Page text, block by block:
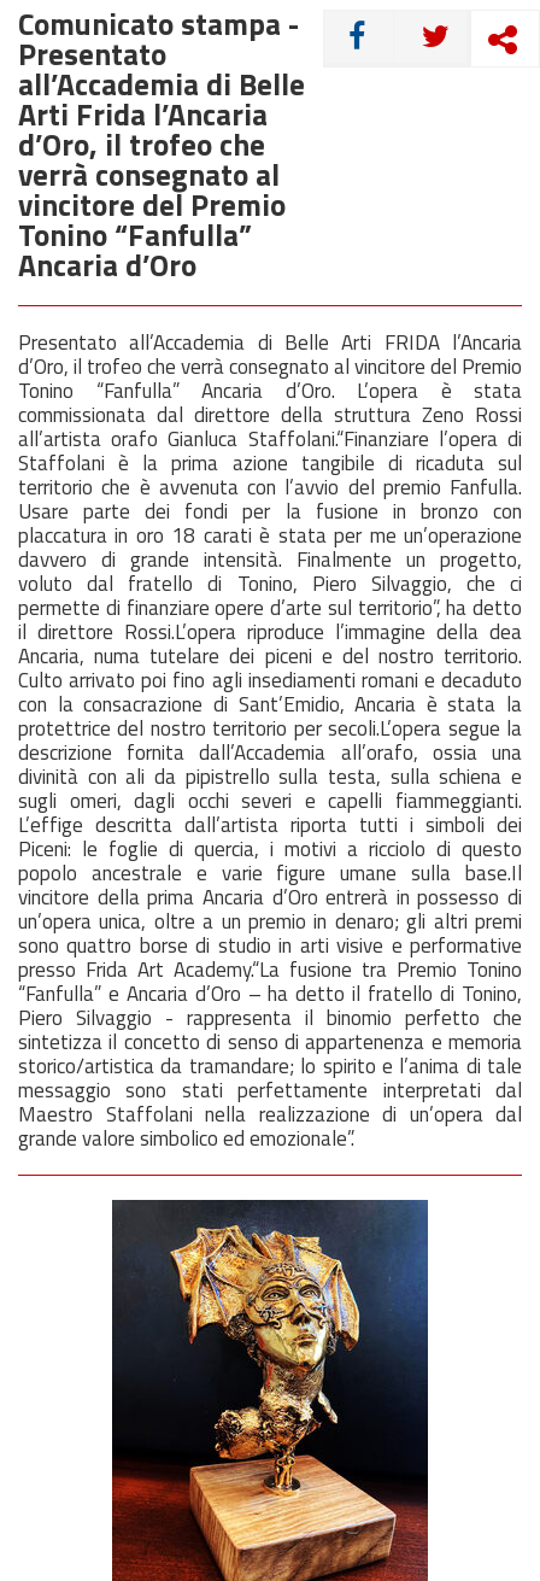
CONDIVIDI
Comunicato stampa -
Presentato
all’Accademia di Belle
Arti Frida l’Ancaria
d’Oro, il trofeo che
verrà consegnato al
vincitore del Premio
Tonino “Fanfulla”
Ancaria d’Oro
Presentato all’Accademia di Belle Arti FRIDA l’Ancaria
d’Oro, il trofeo che verrà consegnato al vincitore del Premio
Tonino “Fanfulla” Ancaria d’Oro. L’opera è stata
commissionata dal direttore della struttura Zeno Rossi
all’artista orafo Gianluca Staffolani.“Finanziare l’opera di
Staffolani è la prima azione tangibile di ricaduta sul
territorio che è avvenuta con l’avvio del premio Fanfulla.
Usare parte dei fondi per la fusione in bronzo con
placcatura in oro 18 carati è stata per me un’operazione
davvero di grande intensità. Finalmente un progetto,
voluto dal fratello di Tonino, Piero Silvaggio, che ci
permette di finanziare opere d’arte sul territorio”, ha detto
il direttore Rossi.L’opera riproduce l’immagine della dea
Ancaria, numa tutelare dei piceni e del nostro territorio.
Culto arrivato poi fino agli insediamenti romani e decaduto
con la consacrazione di Sant’Emidio, Ancaria è stata la
protettrice del nostro territorio per secoli.L’opera segue la
descrizione fornita dall’Accademia all’orafo, ossia una
divinità con ali da pipistrello sulla testa, sulla schiena e
sugli omeri, dagli occhi severi e capelli fiammeggianti.
L’effige descritta dall’artista riporta tutti i simboli dei
Piceni: le foglie di quercia, i motivi a ricciolo di questo
popolo ancestrale e varie figure umane sulla base.Il
vincitore della prima Ancaria d’Oro entrerà in possesso di
un’opera unica, oltre a un premio in denaro; gli altri premi
sono quattro borse di studio in arti visive e performative
presso Frida Art Academy.“La fusione tra Premio Tonino
“Fanfulla” e Ancaria d’Oro – ha detto il fratello di Tonino,
Piero Silvaggio - rappresenta il binomio perfetto che
sintetizza il concetto di senso di appartenenza e memoria
storico/artistica da tramandare; lo spirito e l’anima di tale
messaggio sono stati perfettamente interpretati dal
Maestro Staffolani nella realizzazione di un’opera dal
grande valore simbolico ed emozionale”.